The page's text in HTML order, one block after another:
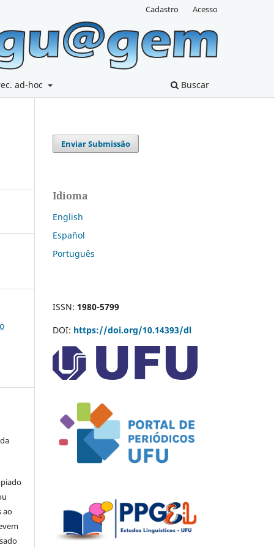
ad-hoc Buscar
Cadastro Acesso
ao
Enviar Submissão
Idioma
English
Español
Português
ISSN: 1980-5799
DOI: https://doi.org/10.14393/dl